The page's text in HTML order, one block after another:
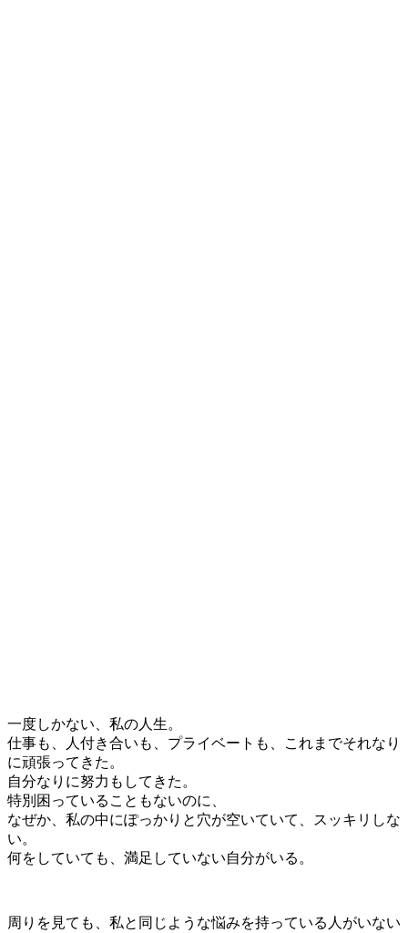
一度しかない、私の人生。
仕事も、人付き合いも、プライベートも、これまでそれなり
に頑張ってきた。
自分なりに努力もしてきた。
特別困っていることもないのに、
なぜか、 私の中にぽっかりと穴が空いていて、スッキリしな
い。
何をしていても、満足していない自分がいる。
周りを見ても、私と同じような悩みを持っている人がいない